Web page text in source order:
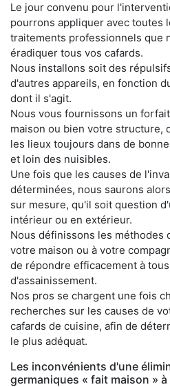
Le jour convenu pour
pourrons appliquer avec toutes
traitements professionnels que
éradiquer tous vos cafards.
Nous installons soit des
d'autres appareils, en fonction
dont il s'agit.
Nous vous fournissons un
maison ou bien votre structure,
les lieux toujours dans de
et loin des nuisibles.
Une fois que les causes de
déterminées, nous saurons
sur mesure, qu'il soit question
intérieur ou en extérieur.
Nous définissons les méthodes
votre maison ou à votre
de répondre efficacement à
d'assainissement.
Nos pros se chargent une fois
recherches sur les causes de
cafards de cuisine, afin de
le plus adéquat.
Les inconvénients d'une
germaniques « fait maison »